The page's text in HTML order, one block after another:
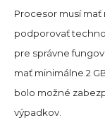
Procesor musí mať
podporovať
pre správne
mať minimálne 2
bolo možné
výpadkov.